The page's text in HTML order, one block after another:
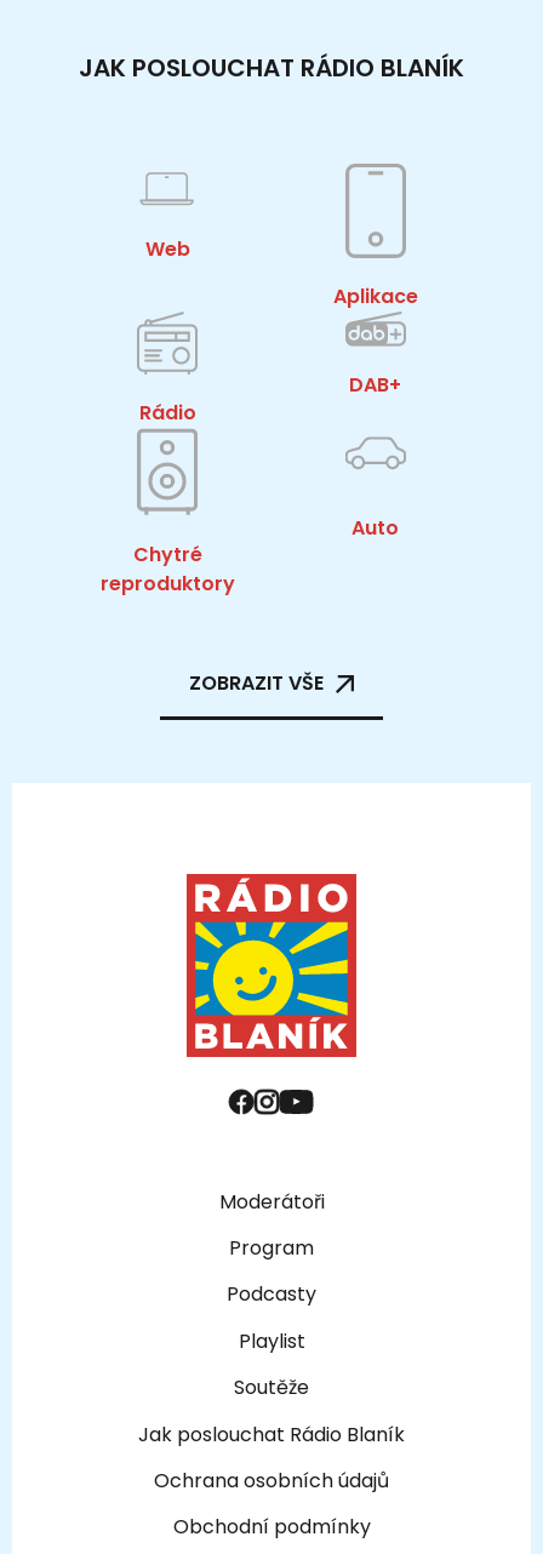
JAK POSLOUCHAT RÁDIO BLANÍK
Web
Aplikace
Rádio
DAB+
Chytré
reproduktory
Auto
ZOBRAZIT VŠE
Moderátoři
Program
Podcasty
Playlist
Soutěže
Jak poslouchat Rádio Blaník
Ochrana osobních údajů
Obchodní podmínky